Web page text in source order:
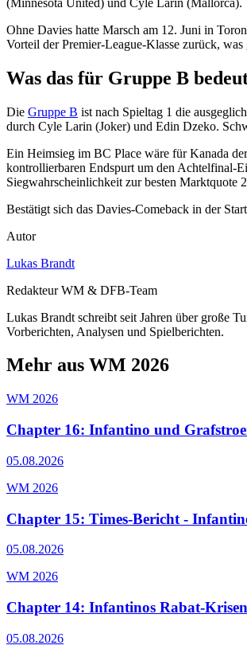
Ohne Davies hatte Marsch am 12. Juni in
Vorteil der Premier-League-Klasse zurück,
Was das für Gruppe B
Die Gruppe B ist nach Spieltag 1 die
durch Cyle Larin (Joker) und Edin Dzeko.
Ein Heimsieg im BC Place wäre für Kanada
kontrollierbaren Endspurt um den Achtelfinal-
Siegwahrscheinlichkeit zur besten Marktquote
Bestätigt sich das Davies-Comeback in der
Autor
Lukas Brandt
Redakteur WM & DFB-Team
Lukas Brandt schreibt seit Jahren über große
Vorberichten, Analysen und Spielberichten.
Mehr aus WM 2026
WM 2026
Chapter 16: Infantino und
05.08.2026
WM 2026
Chapter 15: Times-Bericht -
05.08.2026
WM 2026
Chapter 14: Infantinos Rabat-
05.08.2026